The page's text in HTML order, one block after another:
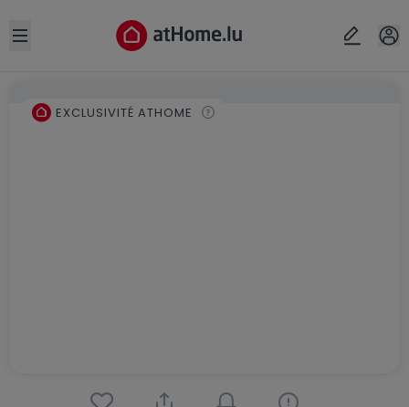
Open sidebar
EXCLUSIVITÉ ATHOME